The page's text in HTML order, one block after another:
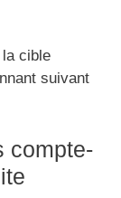
cible
suivant
compte-